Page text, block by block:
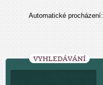
Automatické procházení:
VYHLEDÁVÁNÍ